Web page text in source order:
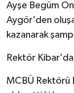
Ayşe Begüm
Aygör'den
kazanarak
Rektör
MCBÜ Rektörü